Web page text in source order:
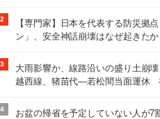
2
【専門家】日本を代表する防災拠
ン」、安全神話崩壊はなぜ起きたか
3
大雨影響か、線路沿いの盛り土崩
越西線、猪苗代―若松間当面運休
4
お盆の帰省を予定していない人が